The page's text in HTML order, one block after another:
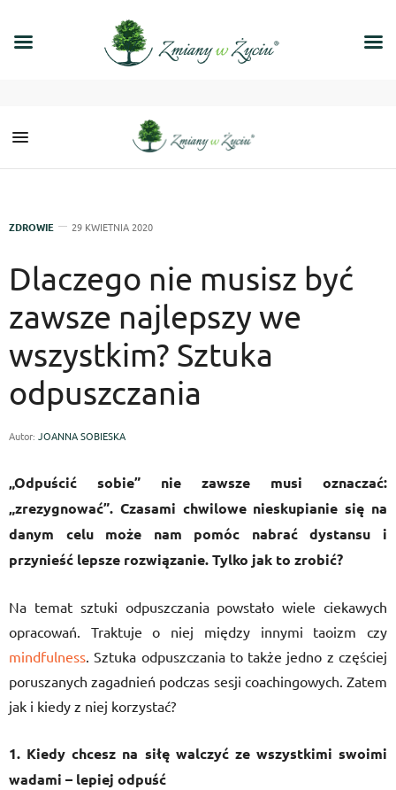
ZDROWIE 29 KWIETNIA 2020
Dlaczego nie musisz być
zawsze najlepszy we
wszystkim? Sztuka
odpuszczania
Autor: JOANNA SOBIESKA
„Odpuścić sobie” nie zawsze musi oznaczać:
„zrezygnować”. Czasami chwilowe nieskupianie się na
danym celu może nam pomóc nabrać dystansu i
przynieść lepsze rozwiązanie. Tylko jak to zrobić?
Na temat sztuki odpuszczania powstało wiele ciekawych
opracowań. Traktuje o niej między innymi taoizm czy
mindfulness. Sztuka odpuszczania to także jedno z częściej
poruszanych zagadnień podczas sesji coachingowych. Zatem
jak i kiedy z niej korzystać?
1. Kiedy chcesz na siłę walczyć ze wszystkimi swoimi
wadami – lepiej odpuść